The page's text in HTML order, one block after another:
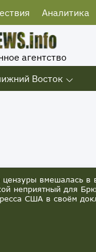
Аналитика
агентство
Восток
цензуры вмешалась
неприятный для
США в своём